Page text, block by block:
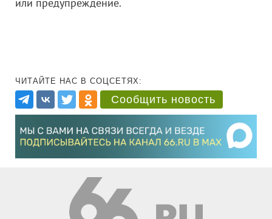
ЧИТАЙТЕ НАС В СОЦСЕТЯХ:
Сообщить новость